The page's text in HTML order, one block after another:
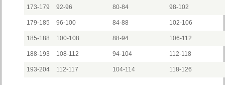
173-179 92-96 80-84 98-102
179-185 96-100 84-88 102-106
185-188 100-108 88-94 106-112
188-193 108-112 94-104 112-118
193-204 112-117 104-114 118-126